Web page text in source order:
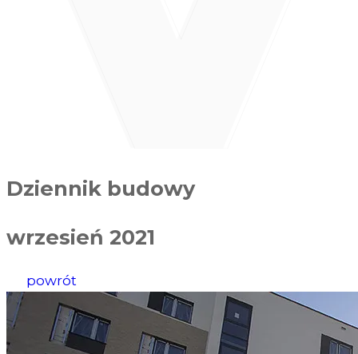
Dziennik budowy
wrzesień 2021
powrót